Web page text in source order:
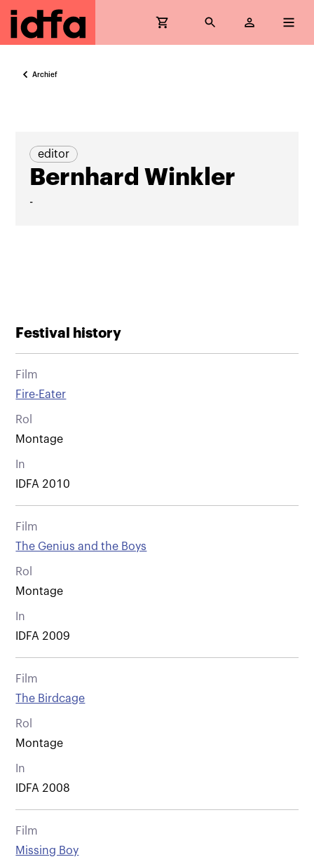
Archief
editor
Bernhard Winkler
-
Festival history
Film
Fire-Eater
Rol
Montage
In
IDFA 2010
Film
The Genius and the Boys
Rol
Montage
In
IDFA 2009
Film
The Birdcage
Rol
Montage
In
IDFA 2008
Film
Missing Boy